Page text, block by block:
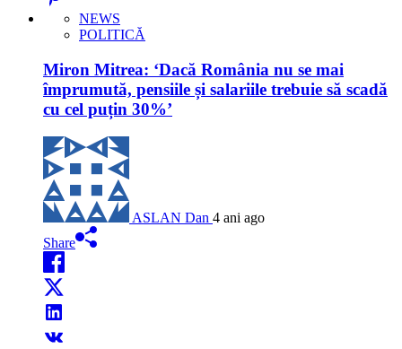
NEWS
POLITICĂ
Miron Mitrea: ‘Dacă România nu se mai
împrumută, pensiile și salariile trebuie să scadă
cu cel puțin 30%’
ASLAN Dan 4 ani ago
Share